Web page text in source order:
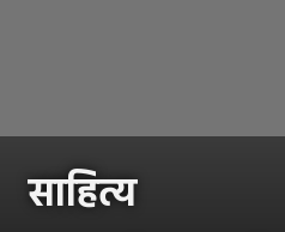
साहित्य